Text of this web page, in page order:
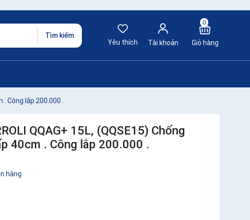
Tìm kiếm
Yêu thích
Tài khoản
0
Giỏ hàng
Công lắp 200.000 .
QQAG+ 15L, (QQSE15) Chống
40cm . Công lắp 200.000 .
hàng